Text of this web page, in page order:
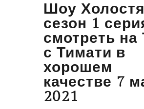
Шоу
сезон 1
смотреть на
с Тимати в
хорошем
качестве 7
2021